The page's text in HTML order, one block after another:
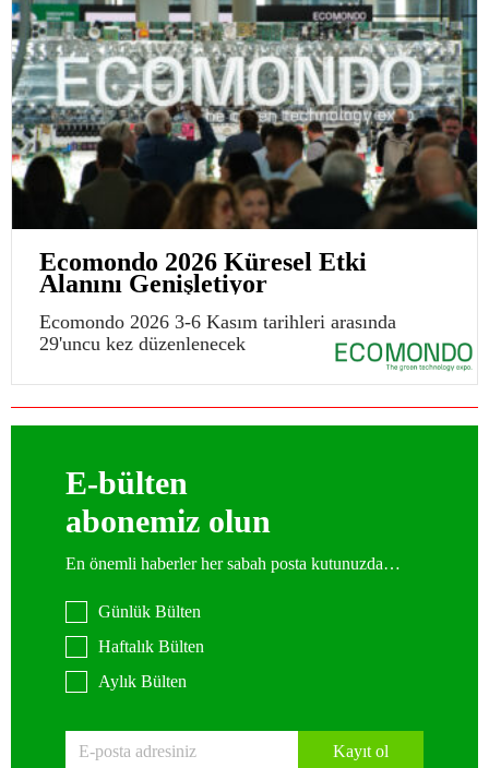
Ecomondo 2026 Küresel Etki
Alanını Genişletiyor
Ecomondo 2026 3-6 Kasım tarihleri arasında
29'uncu kez düzenlenecek
E-bülten
abonemiz olun
En önemli haberler her sabah posta kutunuzda…
Günlük Bülten
Haftalık Bülten
Aylık Bülten
Kayıt ol